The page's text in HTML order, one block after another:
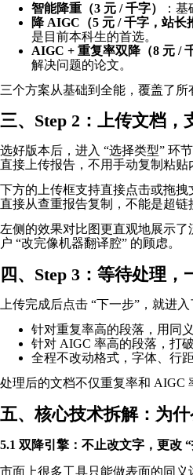
智能降重（3 元 / 千字）
：
降 AIGC（5 元 / 千字，站长
是目前本科生的首选。
AIGC + 重复率双降（8 元 /
解决问题的论文。
三个方案从基础到全能，覆盖了所
三、Step 2：上传文档
选好版本后，进入 “选择类型” 环
直接上传报告，不用手动复制粘贴
下方的上传框支持直接点击或拖
直接从查重报告复制，不能是超链
左侧的效果对比图更直观地展示了
户 “改完像机器翻译腔” 的顾虑。
四、Step 3：等待处理
上传完成后点击 “下一步”，就进
针对重复率高的段落，用同
针对 AIGC 率高的段落，打
全程不改动格式，字体、行
处理后的文档不仅重复率和 AIGC
五、核心技术拆解：为
5.1 双降引擎：不止改文字，更改
市面上很多工具只能做表面的同义